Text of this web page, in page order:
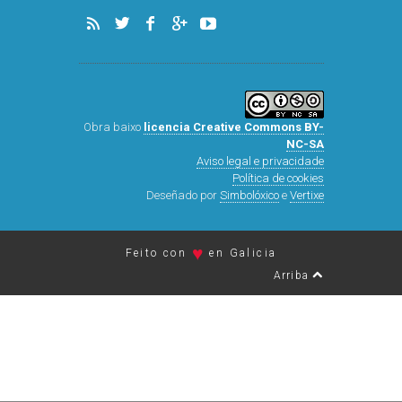
Obra baixo licencia Creative Commons BY-
NC-SA
Aviso legal e privacidade
Política de cookies
Deseñado por Simbolóxicoe Vertixe
Feito con ♥ en Galicia
Arriba